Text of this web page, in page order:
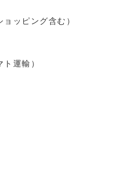
ッピング含む）
運輸）